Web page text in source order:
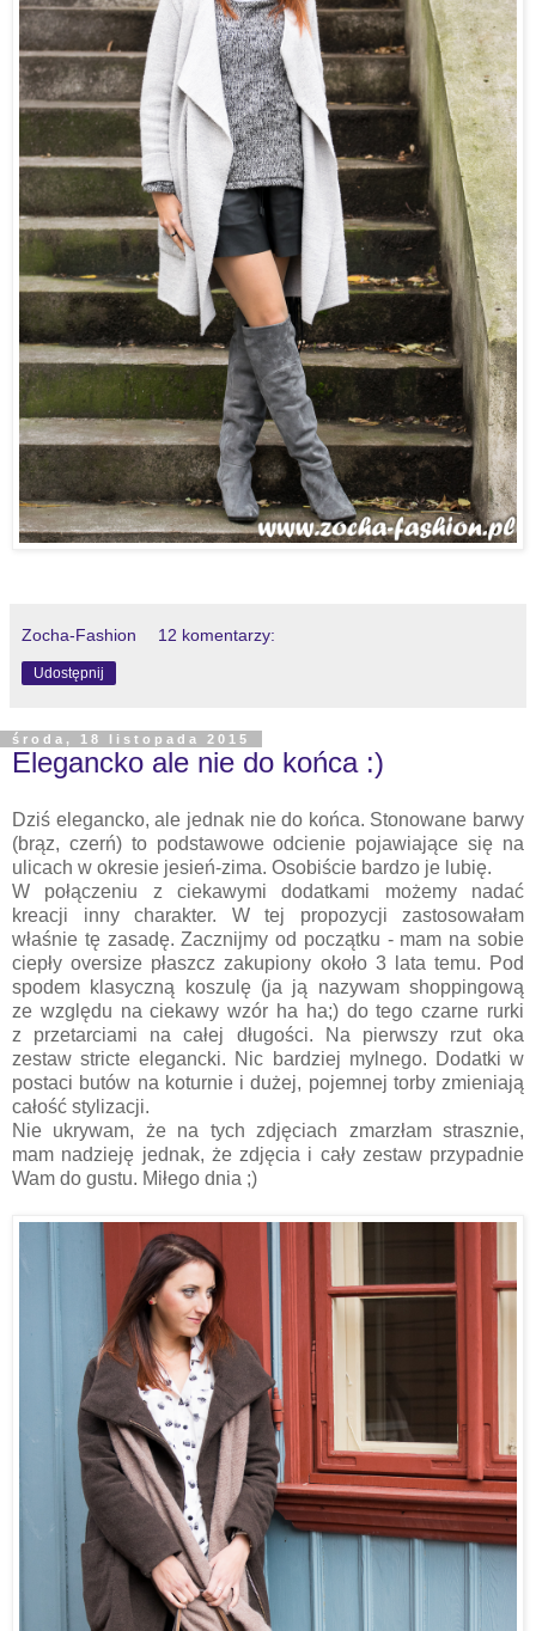
Zocha-Fashion 12 komentarzy:
Udostępnij
środa, 18 listopada 2015
Elegancko ale nie do końca :)
Dziś elegancko, ale jednak nie do końca. Stonowane barwy
(brąz, czerń) to podstawowe odcienie pojawiające się na
ulicach w okresie jesień-zima. Osobiście bardzo je lubię.
W połączeniu z ciekawymi dodatkami możemy nadać
kreacji inny charakter. W tej propozycji zastosowałam
właśnie tę zasadę. Zacznijmy od początku - mam na sobie
ciepły oversize płaszcz zakupiony około 3 lata temu. Pod
spodem klasyczną koszulę (ja ją nazywam shoppingową
ze względu na ciekawy wzór ha ha;) do tego czarne rurki
z przetarciami na całej długości. Na pierwszy rzut oka
zestaw stricte elegancki. Nic bardziej mylnego. Dodatki w
postaci butów na koturnie i dużej, pojemnej torby zmieniają
całość stylizacji.
Nie ukrywam, że na tych zdjęciach zmarzłam strasznie,
mam nadzieję jednak, że zdjęcia i cały zestaw przypadnie
Wam do gustu. Miłego dnia ;)